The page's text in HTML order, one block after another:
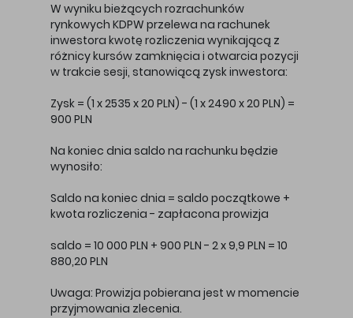
W wyniku bieżących rozrachunków
rynkowych KDPW przelewa na rachunek
inwestora kwotę rozliczenia wynikającą z
różnicy kursów zamknięcia i otwarcia pozycji
w trakcie sesji, stanowiącą zysk inwestora:
Zysk = (1 x 2535 x 20 PLN) - (1 x 2490 x 20 PLN) =
900 PLN
Na koniec dnia saldo na rachunku będzie
wynosiło:
Saldo na koniec dnia = saldo początkowe +
kwota rozliczenia - zapłacona prowizja
saldo = 10 000 PLN + 900 PLN - 2 x 9,9 PLN = 10
880,20 PLN
Uwaga: Prowizja pobierana jest w momencie
przyjmowania zlecenia.